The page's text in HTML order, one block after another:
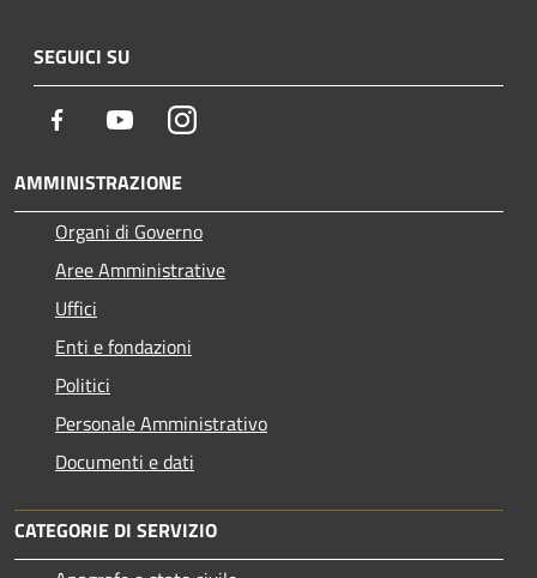
SEGUICI SU
Facebook YoutubeInstagram
AMMINISTRAZIONE
Organi di Governo
Aree Amministrative
Uffici
Enti e fondazioni
Politici
Personale Amministrativo
Documenti e dati
CATEGORIE DI SERVIZIO